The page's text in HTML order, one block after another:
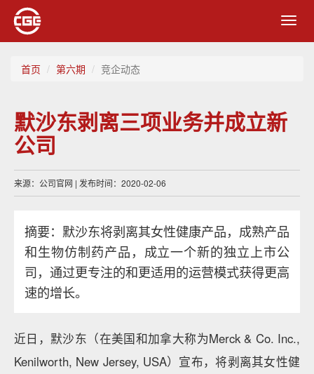
首页 第六期 竞企动态
默沙东剥离三项业务并成立新
公司
来源：公司官网 | 发布时间：2020-02-06
摘要：默沙东将剥离其女性健康产品，成熟产品
和生物仿制药产品，成立一个新的独立上市公
司，通过更专注的和更适用的运营模式获得更高
速的增长。
近日，默沙东（在美国和加拿大称为Merck & Co. Inc.,
Kenilworth, New Jersey, USA）宣布，将剥离其女性健